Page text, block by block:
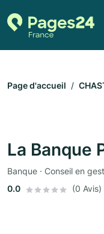
Page d'accueil
La Banque
0.0
(0 Avis)